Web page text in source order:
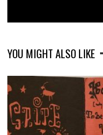
YOU MIGHT ALSO LIKE